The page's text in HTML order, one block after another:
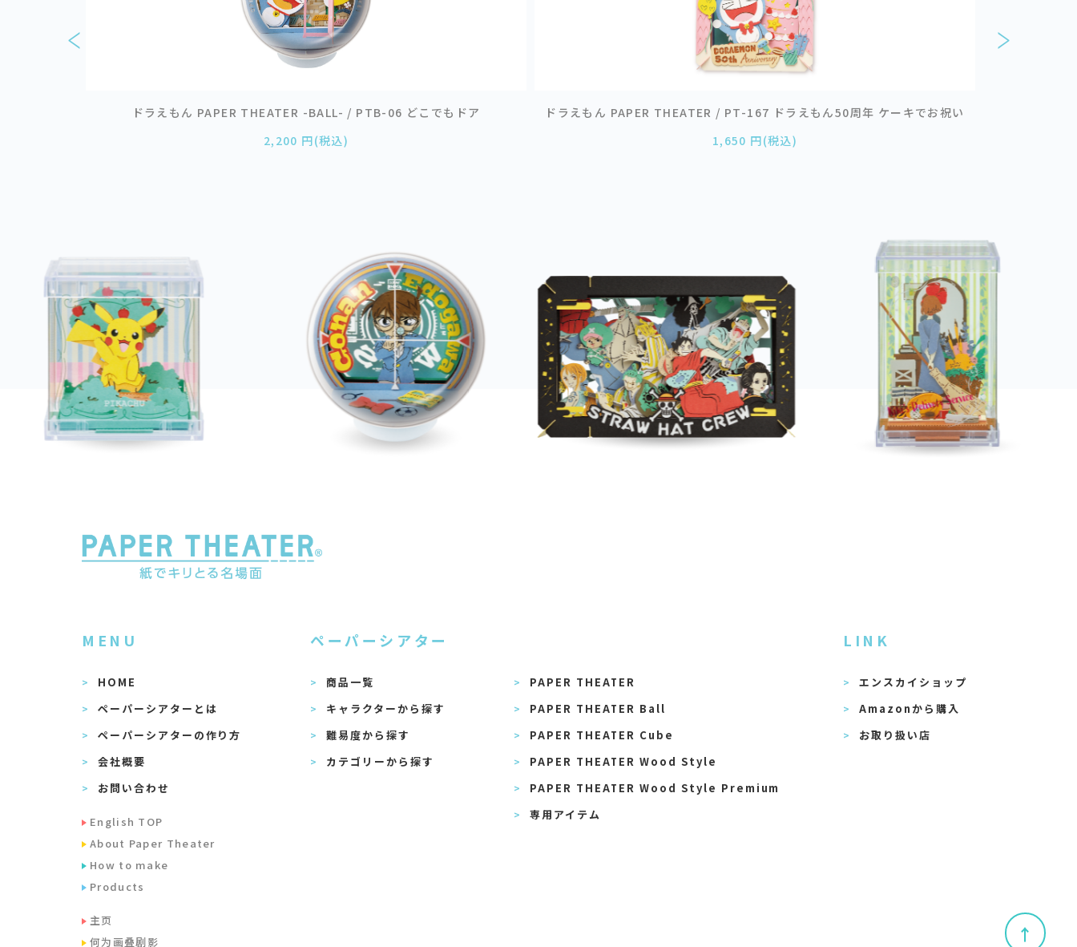
ドラえもん PAPER THEATER -BALL- / PTB-06 どこでもドア
2,200 円(税込)
ドラえもん PAPER THEATER / PT-167 ドラえもん50周年 ケーキでお祝い
1,650 円(税込)
↑
MENU
HOME
ペーパーシアターとは
ペーパーシアターの作り方
会社概要
お問い合わせ
English TOP
About Paper Theater
How to make
Products
主页
何为画叠剧影
ペーパーシアター
商品一覧
キャラクターから探す
難易度から探す
カテゴリーから探す
PAPER THEATER
PAPER THEATER Ball
PAPER THEATER Cube
PAPER THEATER Wood Style
PAPER THEATER Wood Style Premium
専用アイテム
LINK
エンスカイショップ
Amazonから購入
お取り扱い店